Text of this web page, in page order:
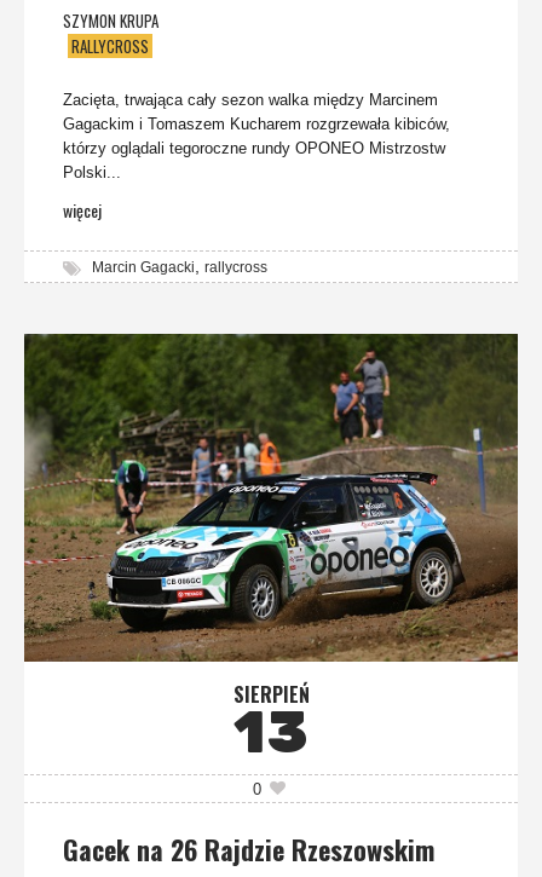
SZYMON KRUPA
RALLYCROSS
Zacięta, trwająca cały sezon walka między Marcinem
Gagackim i Tomaszem Kucharem rozgrzewała kibiców,
którzy oglądali tegoroczne rundy OPONEO Mistrzostw
Polski...
więcej
Marcin Gagacki, rallycross
SIERPIEŃ
13
0
Gacek na 26 Rajdzie Rzeszowskim